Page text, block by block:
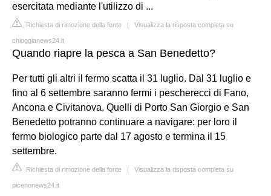
esercitata mediante l'utilizzo di ...
Richiesta di rimozione della fonte | Visualizza la risposta completa su
chioggianews24.it
Quando riapre la pesca a San Benedetto?
Per tutti gli altri il fermo scatta il 31 luglio. Dal 31 luglio e
fino al 6 settembre saranno fermi i pescherecci di Fano,
Ancona e Civitanova. Quelli di Porto San Giorgio e San
Benedetto potranno continuare a navigare: per loro il
fermo biologico parte dal 17 agosto e termina il 15
settembre.
Richiesta di rimozione della fonte | Visualizza la risposta completa su
picenonews24.it